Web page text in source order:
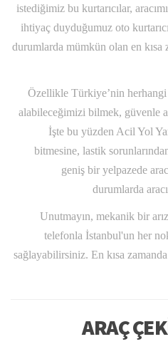
istediğimiz bu kurtarıcılar,
ihtiyaç duyduğumuz oto
durumlarda mümkün olan en
Özellikle Türkiye’nin
alabileceğimizi bilmek, güvenle
İşte bu yüzden Acil Yol
bitmesine, lastik
geniş bir yelpazede
durumlarda
Unutmayın, mekanik bir
telefonla İstanbul'un her
sağlayabilirsiniz. En kısa
ARAÇ